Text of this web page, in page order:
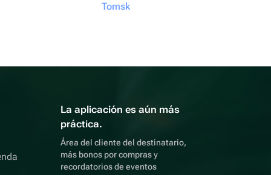
Tomsk
La aplicación es aún más
práctica.
Área del cliente del destinatario,
más bonos por compras y
recordatorios de eventos